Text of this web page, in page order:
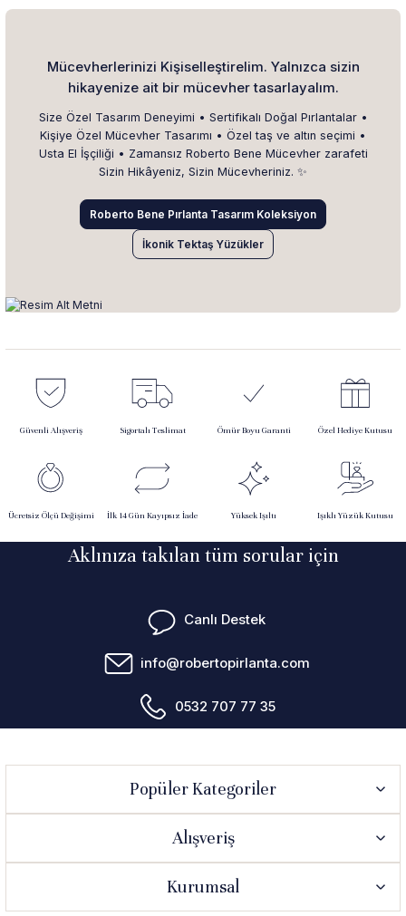
Mücevherlerinizi Kişiselleştirelim. Yalnızca sizin
hikayenize ait bir mücevher tasarlayalım.
Size Özel Tasarım Deneyimi • Sertifikalı Doğal Pırlantalar •
Kişiye Özel Mücevher Tasarımı • Özel taş ve altın seçimi •
Usta El İşçiliği • Zamansız Roberto Bene Mücevher zarafeti
Sizin Hikâyeniz, Sizin Mücevheriniz. ✨
Roberto Bene Pırlanta Tasarım Koleksiyon
İkonik Tektaş Yüzükler
Güvenli Alışveriş Sigortalı Teslimat Ömür Boyu Garanti Özel Hediye Kutusu
Ücretsiz Ölçü Değişimi İlk 14 Gün Kayıpsız İade Yüksek Işıltı Işıklı Yüzük Kutusu
Aklınıza takılan tüm sorular için
Canlı Destek
info@robertopirlanta.com
0532 707 77 35
Popüler Kategoriler
Alışveriş
Kurumsal